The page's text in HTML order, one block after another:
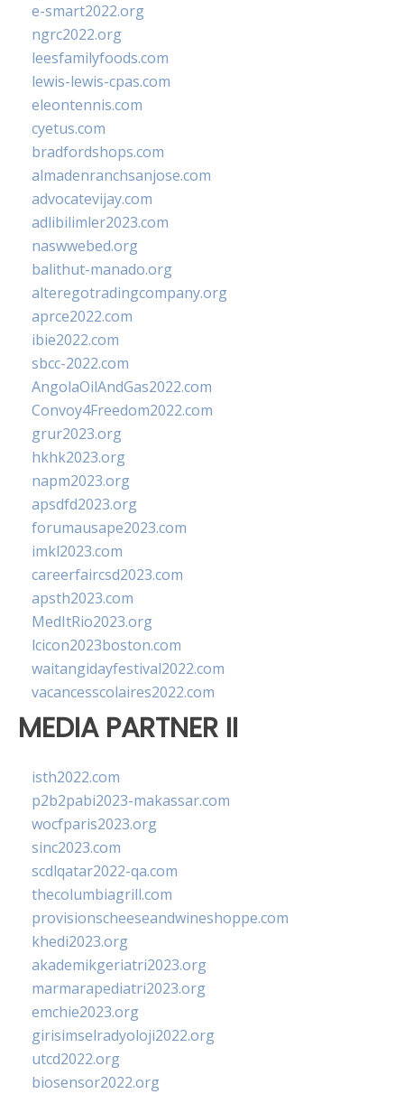
e-smart2022.org
ngrc2022.org
leesfamilyfoods.com
lewis-lewis-cpas.com
eleontennis.com
cyetus.com
bradfordshops.com
almadenranchsanjose.com
advocatevijay.com
adlibilimler2023.com
naswwebed.org
balithut-manado.org
alteregotradingcompany.org
aprce2022.com
ibie2022.com
sbcc-2022.com
AngolaOilAndGas2022.com
Convoy4Freedom2022.com
grur2023.org
hkhk2023.org
napm2023.org
apsdfd2023.org
forumausape2023.com
imkl2023.com
careerfaircsd2023.com
apsth2023.com
MedItRio2023.org
lcicon2023boston.com
waitangidayfestival2022.com
vacancesscolaires2022.com
MEDIA PARTNER II
isth2022.com
p2b2pabi2023-makassar.com
wocfparis2023.org
sinc2023.com
scdlqatar2022-qa.com
thecolumbiagrill.com
provisionscheeseandwineshoppe.com
khedi2023.org
akademikgeriatri2023.org
marmarapediatri2023.org
emchie2023.org
girisimselradyoloji2022.org
utcd2022.org
biosensor2022.org